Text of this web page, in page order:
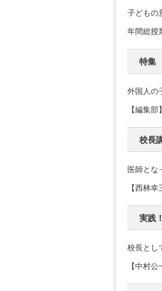
子どもの
年間総授
特集
外国人の
【編集部】
校長
医師とな
【西林
実践
校長とし
【中村